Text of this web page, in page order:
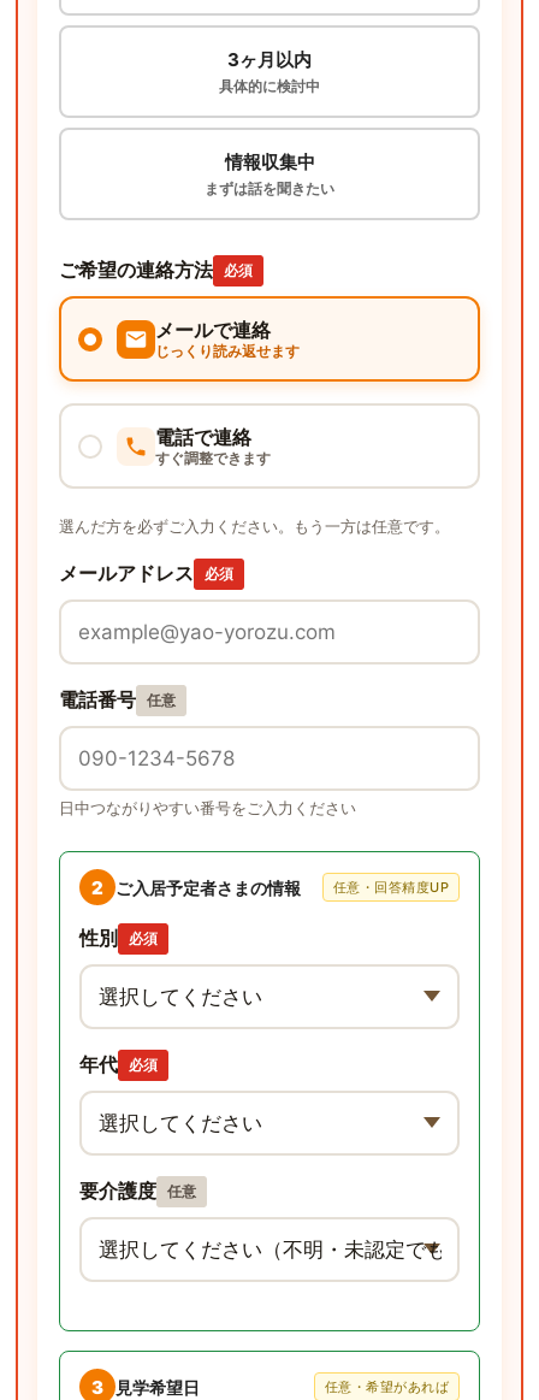
3ヶ月以内
具体的に検討中
情報収集中
まずは話を聞きたい
ご希望の連絡方法 必須
メールで連絡
じっくり読み返せます
電話で連絡
すぐ調整できます
選んだ方を必ずご入力ください。もう一方は任意です。
メールアドレス 必須
電話番号 任意
日中つながりやすい番号をご入力ください
2 ご入居予定者さまの情報 任意・回答精度UP
性別 必須
年代 必須
要介護度 任意
3 見学希望日 任意・希望があれば